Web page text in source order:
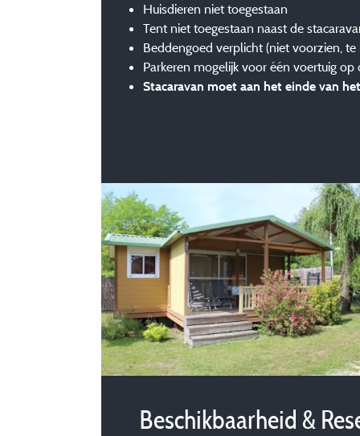
Huisdieren niet toegestaan
Tent niet toegestaan naast de
Beddengoed verplicht (niet voorzien, te
Parkeren mogelijk voor één voertuig op
Stacaravan moet aan het einde van
Beschikbaarheid &